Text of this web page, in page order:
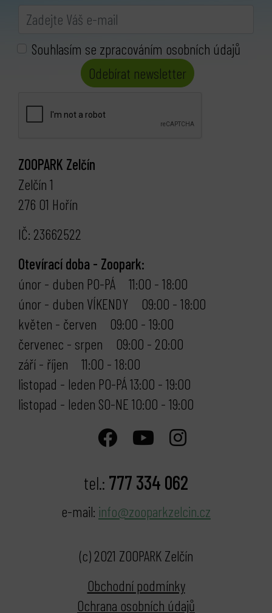
Souhlasím se zpracováním osobních údajů
Odebírat newsletter
ZOOPARK Zelčín
Zelčín 1
276 01 Hořín
IČ: 23662522
Otevírací doba - Zoopark:
únor - duben PO-PÁ 11:00 - 18:00
únor - duben VÍKENDY 09:00 - 18:00
květen - červen 09:00 - 19:00
červenec - srpen 09:00 - 20:00
září - říjen 11:00 - 18:00
listopad - leden PO-PÁ 13:00 - 19:00
listopad - leden SO-NE 10:00 - 19:00
tel.: 777 334 062
e-mail: info@zooparkzelcin.cz
(c) 2021 ZOOPARK Zelčín
Obchodní podmínky
Ochrana osobních údajů